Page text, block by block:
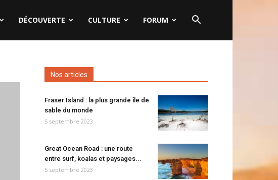
DÉCOUVERTE CULTURE FORUM
Nos articles
Fraser Island : la plus grande île de
sable du monde
5 septembre 2023
Great Ocean Road : une route
entre surf, koalas et paysages...
5 septembre 2023